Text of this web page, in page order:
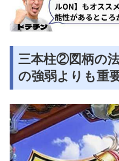
三本柱②図柄の
の強弱よりも重